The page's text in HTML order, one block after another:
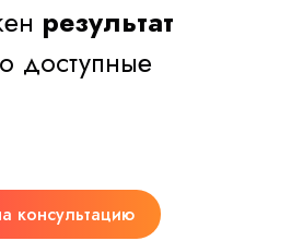
консультацию
результат
доступные